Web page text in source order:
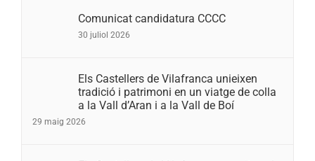
Comunicat candidatura CCCC
30 juliol 2026
Els Castellers de Vilafranca unieixen
tradició i patrimoni en un viatge de colla
a la Vall d’Aran i a la Vall de Boí
29 maig 2026